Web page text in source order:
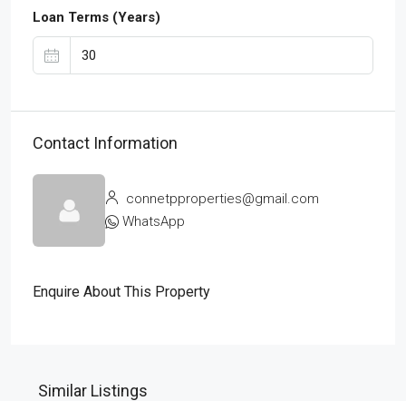
Loan Terms (Years)
Contact Information
connetpproperties@gmail.com
WhatsApp
Enquire About This Property
Similar Listings